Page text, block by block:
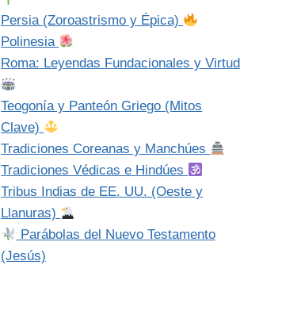
Persia (Zoroastrismo y Épica)
Polinesia
Roma: Leyendas Fundacionales y Virtud
Teogonía y Panteón Griego (Mitos
Clave)
Tradiciones Coreanas y Manchúes
Tradiciones Védicas e Hindúes
Tribus Indias de EE. UU. (Oeste y
Llanuras)
Parábolas del Nuevo Testamento
(Jesús)